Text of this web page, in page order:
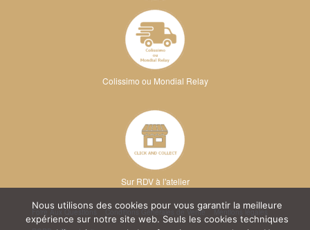
Colissimo ou Mondial Relay
Sur RDV à l'atelier
Foire Aux Questions Conditions Générales de Vente
Mentions légales
Nous utilisons des cookies pour vous garantir la meilleure
expérience sur notre site web. Seuls les cookies techniques